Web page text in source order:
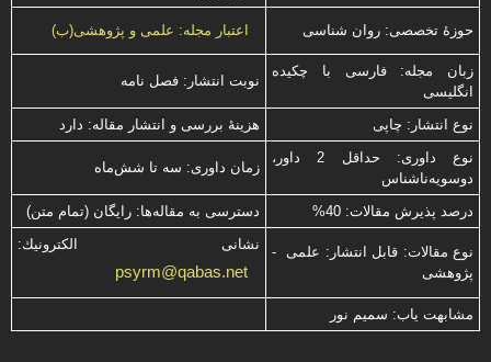
حوزۀ تخصصی: روان شناسی اعتبار مجله: علمی و پژوهشی(ب)
زبان مجله: فارسی با چكیده
انگلیسی
نوبت انتشار: فصل نامه
نوع انتشار: چاپی
هزینۀ بررسی و انتشار مقاله: دارد
نوع داوری: حداقل 2 داور،
دوسویه‌ناشناس
زمان داوری: سه تا شش‌ماه
درصد پذیرش مقالات: 40% دسترسی به مقاله‌ها: رایگان (تمام متن)
نوع مقالات: قابل انتشار: علمی -
پژوهشی
نشانی الكترونیك:
psyrm@qabas.net
مشابهت ياب: سميم نور